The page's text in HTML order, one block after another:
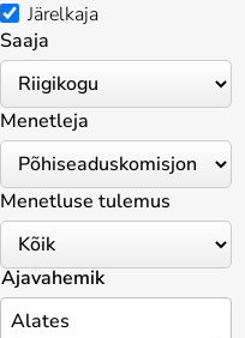
Järelkaja
Saaja
Menetleja
Menetluse tulemus
Ajavahemik
Alates